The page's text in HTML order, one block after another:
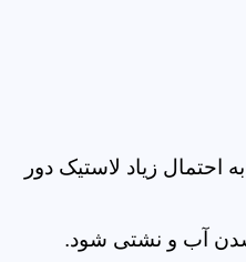
زیاد لاستیک دور
شدن آب و نشتی شود.